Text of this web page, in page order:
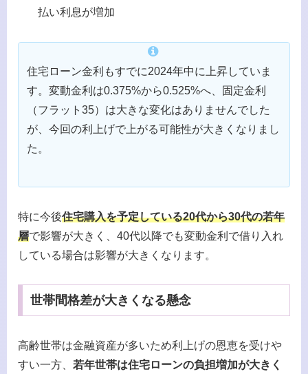
払い利息が増加
住宅ローン金利もすでに2024年中に上昇していま
す。変動金利は0.375%から0.525%へ、固定金利
（フラット35）は大きな変化はありませんでした
が、今回の利上げで上がる可能性が大きくなりまし
た。
特に今後住宅購入を予定している20代から30代の若年
層で影響が大きく、40代以降でも変動金利で借り入れ
している場合は影響が大きくなります。
世帯間格差が大きくなる懸念
高齢世帯は金融資産が多いため利上げの恩恵を受けや
すい一方、 若年世帯は住宅ローンの負担増加が大きく